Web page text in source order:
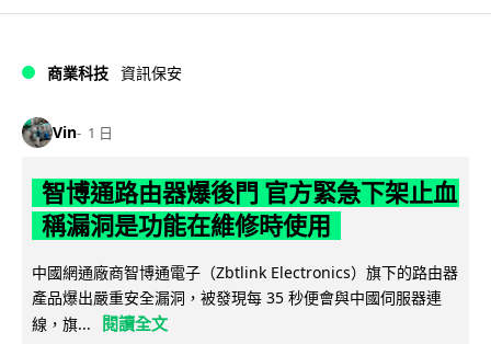
商業科技 資訊保安
Vin 1 日
智博通路由器爆後門 官方緊急下架止血
稱漏洞是功能在維修時使用
中國網通廠商智博通電子（Zbtlink Electronics）旗下的路由器
產品爆出嚴重安全漏洞，被發現每 35 秒便會與中國伺服器連
線，旗...
閱讀全文